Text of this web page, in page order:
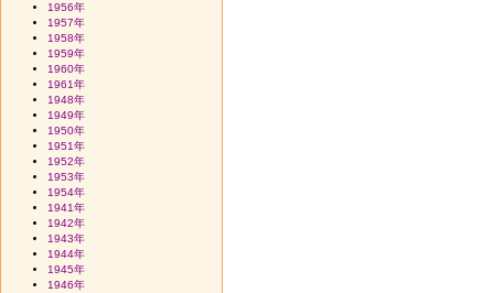
1956年
1957年
1958年
1959年
1960年
1961年
1948年
1949年
1950年
1951年
1952年
1953年
1954年
1941年
1942年
1943年
1944年
1945年
1946年